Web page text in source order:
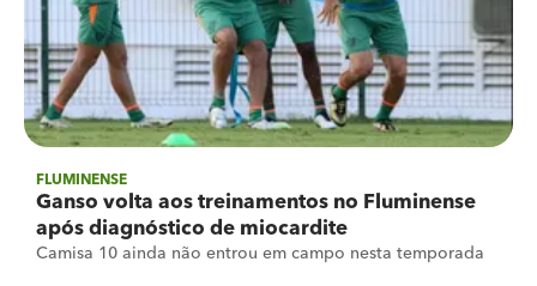
FLUMINENSE
Ganso volta aos treinamentos no Fluminense
após diagnóstico de miocardite
Camisa 10 ainda não entrou em campo nesta temporada